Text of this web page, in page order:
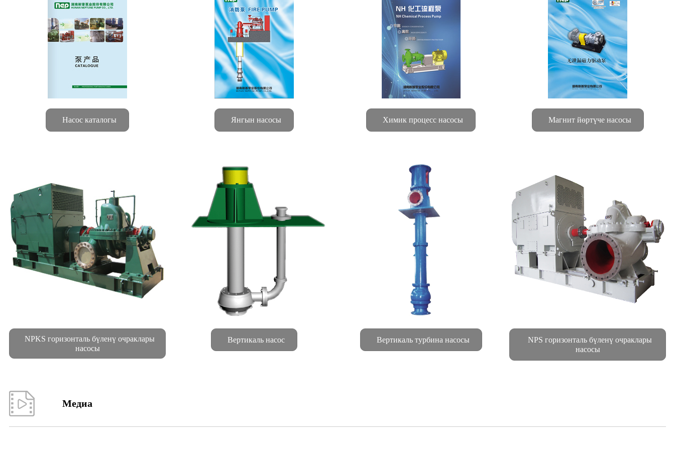
Насос каталогы Янгын насосы Химик процесс насосы Магнит йөртүче насосы
NPKS горизонталь бүленү очраклары
насосы
Вертикаль насос Вертикаль турбина насосы
NPS горизонталь бүленү очраклары
насосы
Медиа